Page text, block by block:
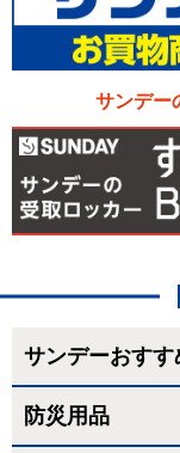
サンデー
サンデーおすす
防災用品